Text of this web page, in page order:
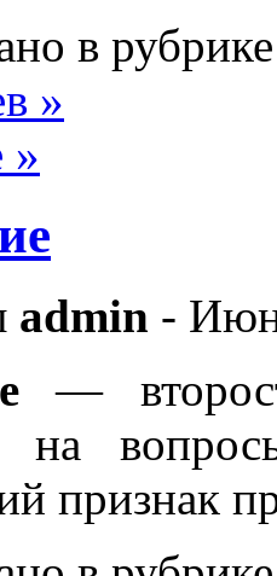
в
»
»
admin -
—
на
признак